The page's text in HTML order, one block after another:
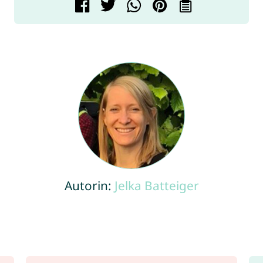
Autorin: Jelka Batteiger